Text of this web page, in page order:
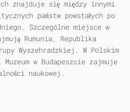
znajduje się między innymi
państw powstałych po
Szczególne miejsce w
Rumunia, Republika
Wyszehradzkiej. W Polskim
w Budapeszcie zajmuje
naukowej.